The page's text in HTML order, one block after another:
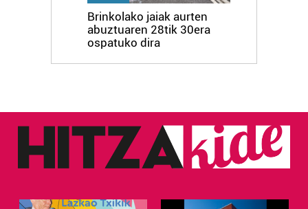
Brinkolako jaiak aurten
abuztuaren 28tik 30era
ospatuko dira